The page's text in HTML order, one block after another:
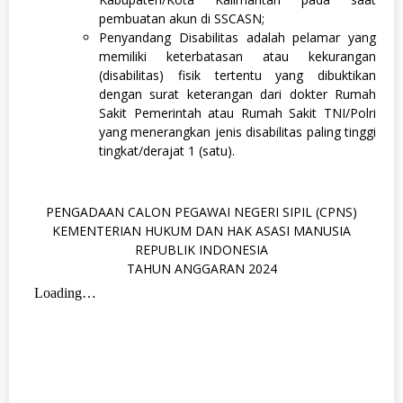
pembuatan akun di SSCASN;
Penyandang Disabilitas adalah pelamar yang
memiliki keterbatasan atau kekurangan
(disabilitas) fisik tertentu yang dibuktikan
dengan surat keterangan dari dokter Rumah
Sakit Pemerintah atau Rumah Sakit TNI/Polri
yang menerangkan jenis disabilitas paling tinggi
tingkat/derajat 1 (satu).
PENGADAAN CALON PEGAWAI NEGERI SIPIL (CPNS)
KEMENTERIAN HUKUM DAN HAK ASASI MANUSIA
REPUBLIK INDONESIA
TAHUN ANGGARAN 2024